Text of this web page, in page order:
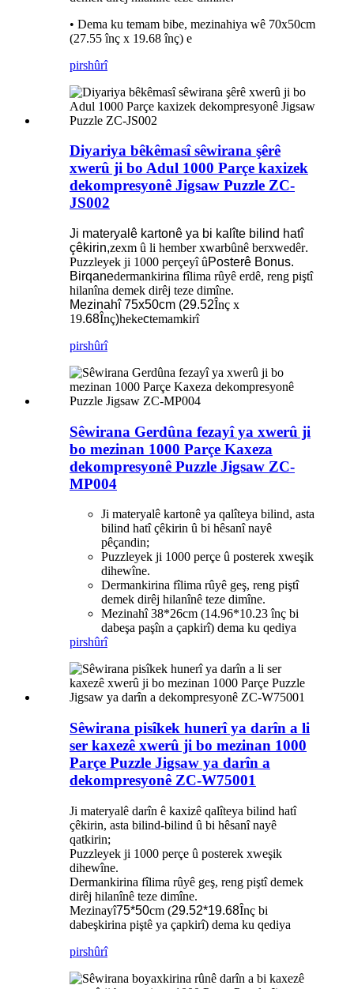
• Dema ku temam bibe, mezinahiya wê 70x50cm
(27.55 înç x 19.68 înç) e
pirshûrî
Diyariya bêkêmasî sêwirana şêrê
xwerû ji bo Adul 1000 Parçe kaxizek
dekompresyonê Jigsaw Puzzle ZC-
JS002
Ji materyalê kartonê ya bi kalîte bilind hatî
çêkirin,zexm û li hember xwarbûnê berxwedêr.
Puzzleyek ji 1000 perçeyî ûPosterê Bonus.
Birqanedermankirina fîlima rûyê erdê, reng piştî
hilanîna demek dirêj teze dimîne.
Mezinahî 75x50cm (29.52Înç x
19.68Înç)hekectemamkirî
pirshûrî
Sêwirana Gerdûna fezayî ya xwerû ji
bo mezinan 1000 Parçe Kaxeza
dekompresyonê Puzzle Jigsaw ZC-
MP004
Ji materyalê kartonê ya qalîteya bilind, asta
bilind hatî çêkirin û bi hêsanî nayê
pêçandin;
Puzzleyek ji 1000 perçe û posterek xweşik
dihewîne.
Dermankirina fîlima rûyê geş, reng piştî
demek dirêj hilanînê teze dimîne.
Mezinahî 38*26cm (14.96*10.23 înç bi
dabeşa paşîn a çapkirî) dema ku qediya
pirshûrî
Sêwirana pisîkek hunerî ya darîn a li
ser kaxezê xwerû ji bo mezinan 1000
Parçe Puzzle Jigsaw ya darîn a
dekompresyonê ZC-W75001
Ji materyalê darîn ê kaxizê qalîteya bilind hatî
çêkirin, asta bilind-bilind û bi hêsanî nayê
qatkirin;
Puzzleyek ji 1000 perçe û posterek xweşik
dihewîne.
Dermankirina fîlima rûyê geş, reng piştî demek
dirêj hilanînê teze dimîne.
Mezinayî75*50cm (29.52*19.68Înç bi
dabeşkirina piştê ya çapkirî) dema ku qediya
pirshûrî